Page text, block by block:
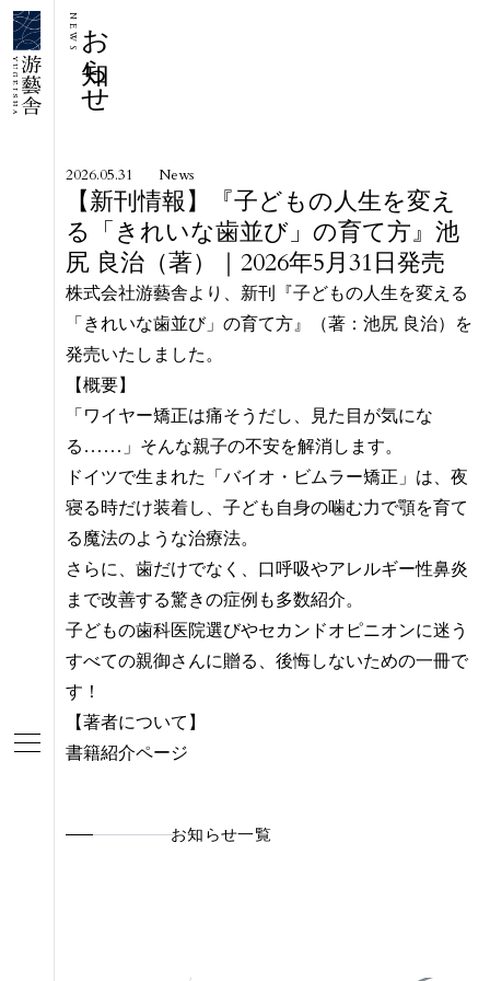
お知らせ
NEWS
2026.05.31 News
【新刊情報】『子どもの人生を変え
る「きれいな歯並び」の育て方』池
尻 良治（著）｜2026年5月31日発売
株式会社游藝舎より、新刊『子どもの人生を変える
「きれいな歯並び」の育て方』（著：池尻 良治）を
発売いたしました。
【概要】
「ワイヤー矯正は痛そうだし、見た目が気にな
る……」そんな親子の不安を解消します。
ドイツで生まれた「バイオ・ビムラー矯正」は、夜
寝る時だけ装着し、子ども自身の噛む力で顎を育て
る魔法のような治療法。
さらに、歯だけでなく、口呼吸やアレルギー性鼻炎
まで改善する驚きの症例も多数紹介。
子どもの歯科医院選びやセカンドオピニオンに迷う
すべての親御さんに贈る、後悔しないための一冊で
す！
【著者について】
書籍紹介ページ
お知らせ一覧